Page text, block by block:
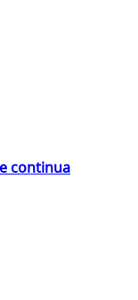
continua